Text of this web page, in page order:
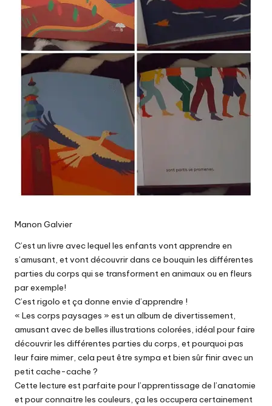
Manon Galvier
C’est un livre avec lequel les enfants vont apprendre en
s’amusant, et vont découvrir dans ce bouquin les différentes
parties du corps qui se transforment en animaux ou en fleurs
par exemple!
C’est rigolo et ça donne envie d’apprendre !
« Les corps paysages » est un album de divertissement,
amusant avec de belles illustrations colorées, idéal pour faire
découvrir les différentes parties du corps, et pourquoi pas
leur faire mimer, cela peut être sympa et bien sûr finir avec un
petit cache-cache ?
Cette lecture est parfaite pour l’apprentissage de l’anatomie
et pour connaitre les couleurs, ça les occupera certainement